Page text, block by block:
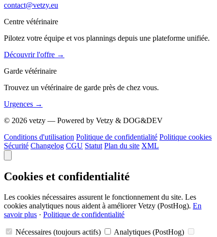
contact@vetzy.eu
Centre vétérinaire
Pilotez votre équipe et vos plannings depuis une plateforme unifiée.
Découvrir l'offre →
Garde vétérinaire
Trouvez un vétérinaire de garde près de chez vous.
Urgences →
© 2026 vetzy — Powered by Vetzy & DOG&DEV
Conditions d'utilisation Politique de confidentialité Politique cookies
Sécurité Changelog CGU Statut Plan du site XML
Cookies et confidentialité
Les cookies nécessaires assurent le fonctionnement du site. Les
cookies analytiques nous aident à améliorer Vetzy (PostHog). En
savoir plus · Politique de confidentialité
Nécessaires (toujours actifs)
Analytiques (PostHog)